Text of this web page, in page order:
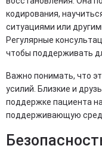
кодирования,
ситуациями или
Регулярные
чтобы поддерживать
Важно понимать, что
усилий. Близкие и
поддержке пациента
поддерживающую